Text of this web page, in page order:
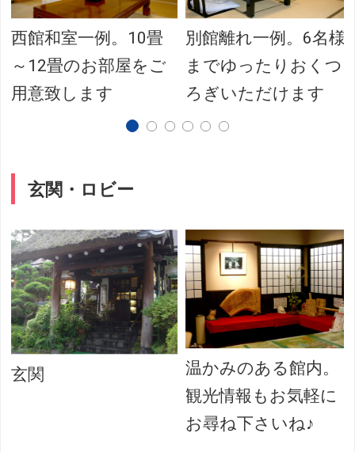
西館和室一例。10畳
～12畳のお部屋をご
用意致します
別館離れ一例。6名様
までゆったりおくつ
ろぎいただけます
玄関・ロビー
玄関
温かみのある館内。
観光情報もお気軽に
お尋ね下さいね♪